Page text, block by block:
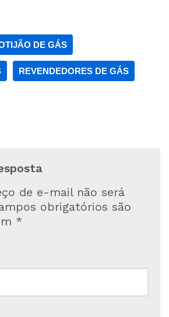
DE GÁS
REVENDEDORES DE GÁS
de e-mail não será
obrigatórios são
*